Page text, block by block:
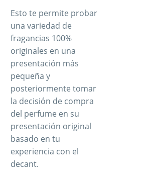
Esto te permite probar
una variedad de
fragancias 100%
originales en una
presentación más
pequeña y
posteriormente tomar
la decisión de compra
del perfume en su
presentación original
basado en tu
experiencia con el
decant.